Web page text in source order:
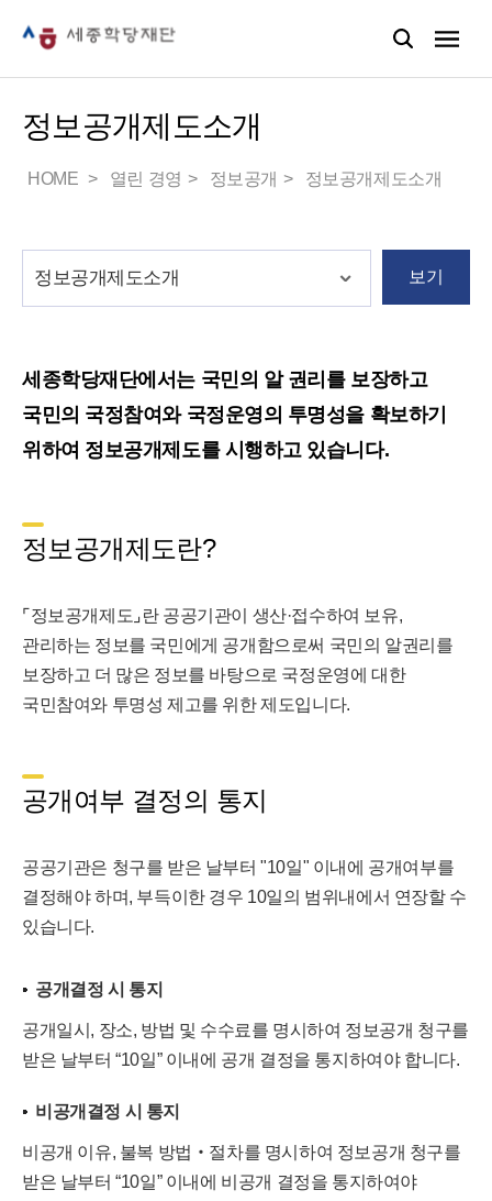
정보공개제도소개
HOME 열린 경영 정보공개 정보공개제도소개
보기
세종학당재단에서는 국민의 알 권리를 보장하고
국민의 국정참여와 국정운영의 투명성을 확보하기
위하여 정보공개제도를 시행하고 있습니다.
정보공개제도란?
⌜정보공개제도⌟란 공공기관이 생산·접수하여 보유,
관리하는 정보를 국민에게 공개함으로써 국민의 알권리를
보장하고 더 많은 정보를 바탕으로 국정운영에 대한
국민참여와 투명성 제고를 위한 제도입니다.
공개여부 결정의 통지
공공기관은 청구를 받은 날부터 "10일" 이내에 공개여부를
결정해야 하며, 부득이한 경우 10일의 범위내에서 연장할 수
있습니다.
공개결정 시 통지
공개일시, 장소, 방법 및 수수료를 명시하여 정보공개 청구를
받은 날부터 “10일” 이내에 공개 결정을 통지하여야 합니다.
비공개결정 시 통지
비공개 이유, 불복 방법‧절차를 명시하여 정보공개 청구를
받은 날부터 “10일” 이내에 비공개 결정을 통지하여야